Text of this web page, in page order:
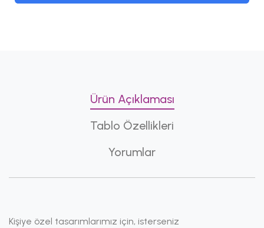
Ürün Açıklaması
Tablo Özellikleri
Yorumlar
Kişiye özel tasarımlarımız için, isterseniz